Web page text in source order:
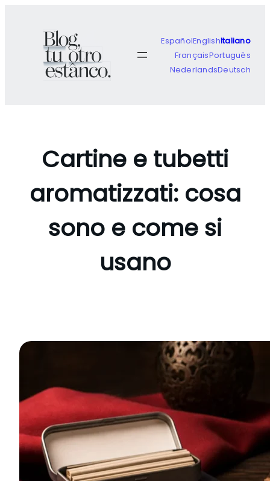
contenuto
EspañolEnglishItaliano
FrançaisPortuguês
NederlandsDeutsch
Cartine e tubetti
aromatizzati: cosa
sono e come si
usano